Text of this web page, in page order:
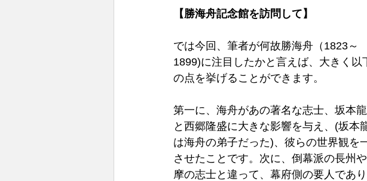
【勝海舟記念館を訪問して】
では今回、筆者が何故勝海舟（1823～
1899)に注目したかと言えば、大きく以
の点を挙げることができます。
第一に、海舟があの著名な志士、坂本
と西郷隆盛に大きな影響を与え、(坂本
は海舟の弟子だった)、彼らの世界観を
させたことです。次に、倒幕派の長州
摩の志士と違って、幕府側の要人であり